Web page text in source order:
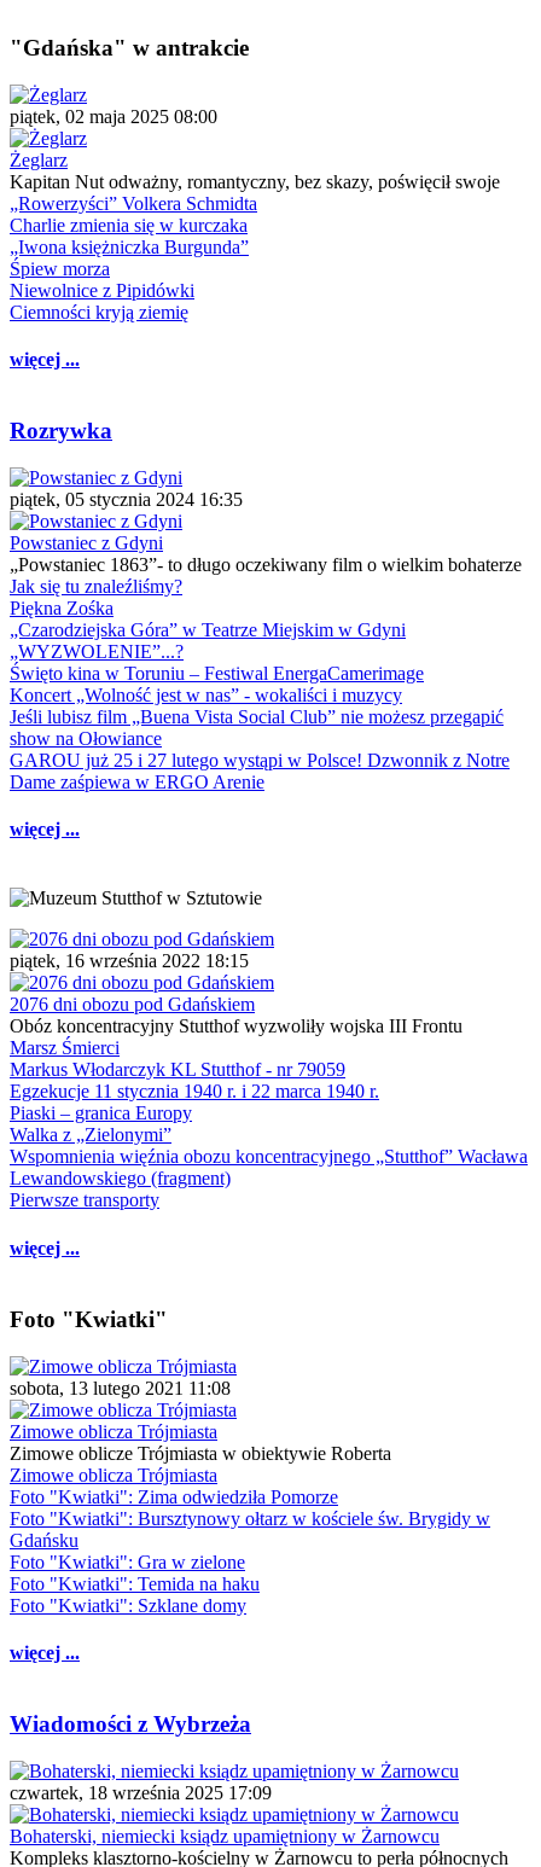
"Gdańska" w antrakcie
piątek, 02 maja 2025 08:00
Żeglarz
Kapitan Nut odważny, romantyczny, bez skazy, poświęcił swoje
„Rowerzyści” Volkera Schmidta
Charlie zmienia się w kurczaka
„Iwona księżniczka Burgunda”
Śpiew morza
Niewolnice z Pipidówki
Ciemności kryją ziemię
więcej ...
Rozrywka
piątek, 05 stycznia 2024 16:35
Powstaniec z Gdyni
„Powstaniec 1863”- to długo oczekiwany film o wielkim bohaterze
Jak się tu znaleźliśmy?
Piękna Zośka
„Czarodziejska Góra” w Teatrze Miejskim w Gdyni
„WYZWOLENIE”...?
Święto kina w Toruniu – Festiwal EnergaCamerimage
Koncert „Wolność jest w nas” - wokaliści i muzycy
Jeśli lubisz film „Buena Vista Social Club” nie możesz przegapić
show na Ołowiance
GAROU już 25 i 27 lutego wystąpi w Polsce! Dzwonnik z Notre
Dame zaśpiewa w ERGO Arenie
więcej ...
piątek, 16 września 2022 18:15
2076 dni obozu pod Gdańskiem
Obóz koncentracyjny Stutthof wyzwoliły wojska III Frontu
Marsz Śmierci
Markus Włodarczyk KL Stutthof - nr 79059
Egzekucje 11 stycznia 1940 r. i 22 marca 1940 r.
Piaski – granica Europy
Walka z „Zielonymi”
Wspomnienia więźnia obozu koncentracyjnego „Stutthof” Wacława
Lewandowskiego (fragment)
Pierwsze transporty
więcej ...
Foto "Kwiatki"
sobota, 13 lutego 2021 11:08
Zimowe oblicza Trójmiasta
Zimowe oblicze Trójmiasta w obiektywie Roberta
Zimowe oblicza Trójmiasta
Foto "Kwiatki": Zima odwiedziła Pomorze
Foto "Kwiatki": Bursztynowy ołtarz w kościele św. Brygidy w
Gdańsku
Foto "Kwiatki": Gra w zielone
Foto "Kwiatki": Temida na haku
Foto "Kwiatki": Szklane domy
więcej ...
Wiadomości z Wybrzeża
czwartek, 18 września 2025 17:09
Bohaterski, niemiecki ksiądz upamiętniony w Żarnowcu
Kompleks klasztorno-kościelny w Żarnowcu to perła północnych